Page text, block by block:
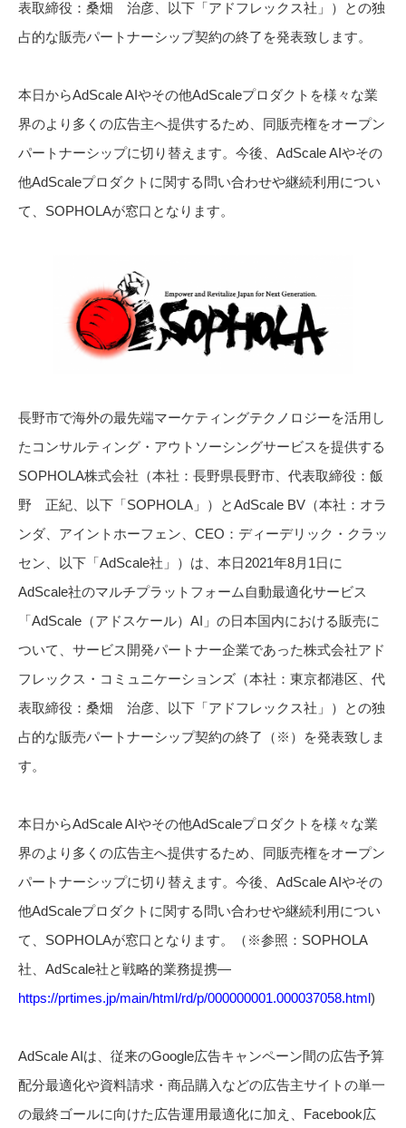
表取締役：桑畑 治彦、以下「アドフレックス社」）との独
占的な販売パートナーシップ契約の終了を発表致します。
本日からAdScale AIやその他AdScaleプロダクトを様々な業
界のより多くの広告主へ提供するため、同販売権をオープン
パートナーシップに切り替えます。今後、AdScale AIやその
他AdScaleプロダクトに関する問い合わせや継続利用につい
て、SOPHOLAが窓口となります。
長野市で海外の最先端マーケティングテクノロジーを活用し
たコンサルティング・アウトソーシングサービスを提供する
SOPHOLA株式会社（本社：長野県長野市、代表取締役：飯
野 正紀、以下「SOPHOLA」）とAdScale BV（本社：オラ
ンダ、アイントホーフェン、CEO：ディーデリック・クラッ
セン、以下「AdScale社」）は、本日2021年8月1日に
AdScale社のマルチプラットフォーム自動最適化サービス
「AdScale（アドスケール）AI」の日本国内における販売に
ついて、サービス開発パートナー企業であった株式会社アド
フレックス・コミュニケーションズ（本社：東京都港区、代
表取締役：桑畑 治彦、以下「アドフレックス社」）との独
占的な販売パートナーシップ契約の終了（※）を発表致しま
す。
本日からAdScale AIやその他AdScaleプロダクトを様々な業
界のより多くの広告主へ提供するため、同販売権をオープン
パートナーシップに切り替えます。今後、AdScale AIやその
他AdScaleプロダクトに関する問い合わせや継続利用につい
て、SOPHOLAが窓口となります。（※参照：SOPHOLA
社、AdScale社と戦略的業務提携—
https://prtimes.jp/main/html/rd/p/000000001.000037058.html)
AdScale AIは、従来のGoogle広告キャンペーン間の広告予算
配分最適化や資料請求・商品購入などの広告主サイトの単一
の最終ゴールに向けた広告運用最適化に加え、Facebook広